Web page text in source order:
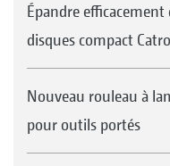
Épandre
disques compact
Nouveau rouleau à
pour outils portés